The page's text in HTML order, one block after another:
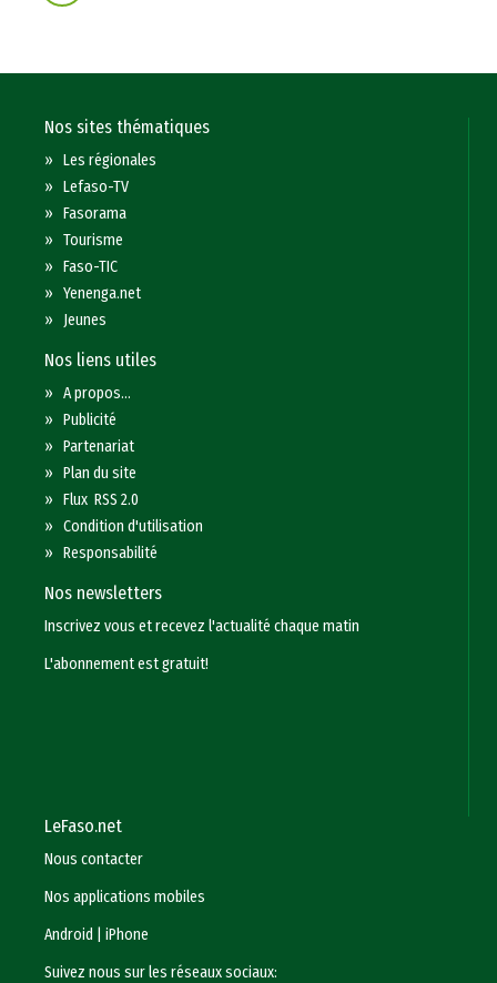
Nos sites thématiques
»Les régionales
»Lefaso-TV
»Fasorama
»Tourisme
»Faso-TIC
»Yenenga.net
» Jeunes
Nos liens utiles
»A propos...
»Publicité
»Partenariat
»Plan du site
»Flux RSS 2.0
»Condition d'utilisation
»Responsabilité
Nos newsletters
Inscrivez vous et recevez l'actualité chaque matin
L'abonnement est gratuit!
LeFaso.net
Nous contacter
Nos applications mobiles
Android
|iPhone
Suivez nous sur les réseaux sociaux: